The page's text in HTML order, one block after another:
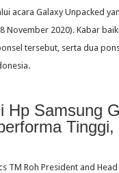
acara Galaxy Unpacked
November 2020). Kabar
tersebut, serta dua
Hp Samsung
Tinggi,
TM Roh President and